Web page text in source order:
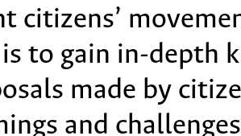
citizens’
is to gain in-depth
made by
and